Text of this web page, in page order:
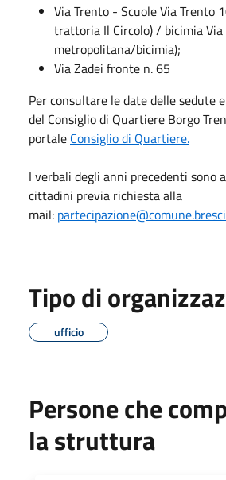
Via Trento - Scuole Via Trento
trattoria Il Circolo) / bicimia
metropolitana/bicimia);
Via Zadei fronte n. 65
Per consultare le date delle sedute
del Consiglio di Quartiere Borgo
portale Consiglio di Quartiere.
I verbali degli anni precedenti sono
cittadini previa richiesta alla
mail:
Tipo di
ufficio
Persone che
la struttura